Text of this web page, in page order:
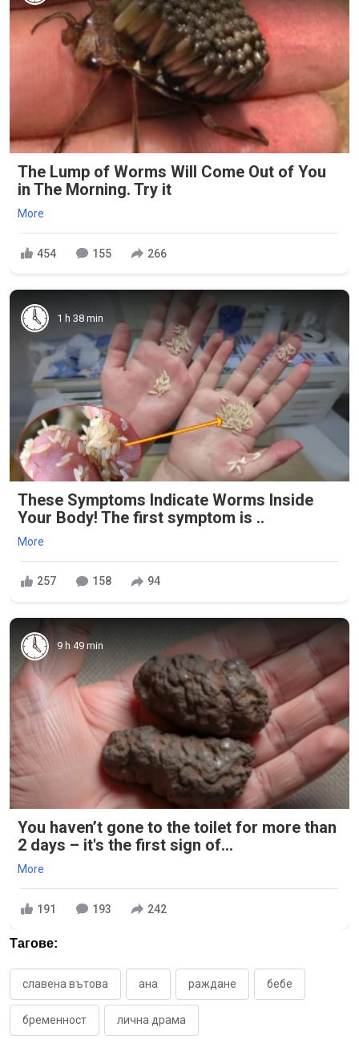
The Lump of Worms Will Come Out of You
in The Morning. Try it
More
454 155 266
1 h 38 min
These Symptoms Indicate Worms Inside
Your Body! The first symptom is ..
More
257 158 94
9 h 49 min
You haven’t gone to the toilet for more than
2 days – it's the first sign of...
More
191 193 242
Тагове:
славена вътова ана раждане бебе
бременност лична драма